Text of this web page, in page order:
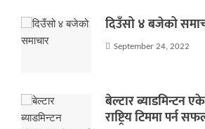
दिउँसो ४ बजेको
September 24, 2022
बेल्टार ब्याडमिन्टन
राष्ट्रिय टिममा पर्न